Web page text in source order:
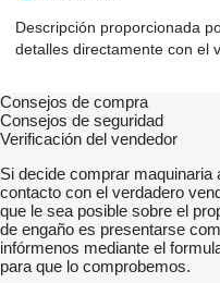
Descripción proporcionada
detalles directamente con el
Consejos de compra
Consejos de seguridad
Verificación del vendedor
Si decide comprar maquinaria
contacto con el verdadero
que le sea posible sobre el
de engaño es presentarse
infórmenos mediante el
para que lo comprobemos.